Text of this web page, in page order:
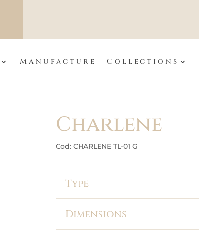
Manufacture Collections
Charlene
Cod: CHARLENE TL-01 G
Type
Dimensions